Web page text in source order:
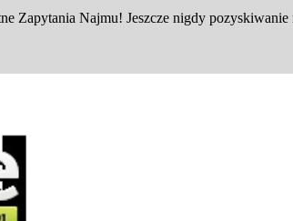
Zapytania Najmu! Jeszcze nigdy